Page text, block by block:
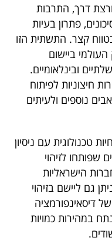
דרך, התרבות
פתרון בעיות
קצר. התשתית הזו
ביישום
ובינלאומיים.
חיצוניות לפיתוח
נוספים ולעיתים
טכנולוגית עם ניסיון
שפותחו לזיהוי
הישראליות
גם ליישם בזיהוי
דיסאינפורמציה
במהירות כמויות